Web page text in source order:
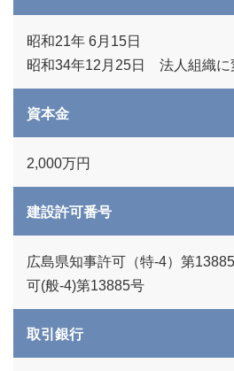
昭和21年 6月15日
昭和34年12月25日 法人組織に
資本金
2,000万円
建設許可番号
広島県知事許可（特-4）第
可(般-4)第13885号
取引銀行